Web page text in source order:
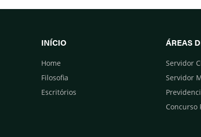
INÍCIO
Home
Filosofia
Escritórios
ÁREAS
Servidor
Servidor
Concurso